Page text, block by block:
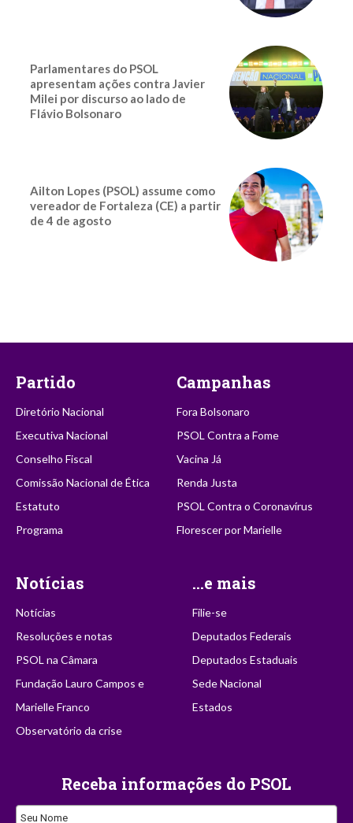
Parlamentares do PSOL
apresentam ações contra Javier
Milei por discurso ao lado de
Flávio Bolsonaro
Ailton Lopes (PSOL) assume como
vereador de Fortaleza (CE) a partir
de 4 de agosto
Partido
Diretório Nacional
Executiva Nacional
Conselho Fiscal
Comissão Nacional de Ética
Estatuto
Programa
Campanhas
Fora Bolsonaro
PSOL Contra a Fome
Vacina Já
Renda Justa
PSOL Contra o Coronavírus
Florescer por Marielle
Notícias
Notícias
Resoluções e notas
PSOL na Câmara
Fundação Lauro Campos e
Marielle Franco
Observatório da crise
...e mais
Filie-se
Deputados Federais
Deputados Estaduais
Sede Nacional
Estados
Receba informações do PSOL
Seu Nome